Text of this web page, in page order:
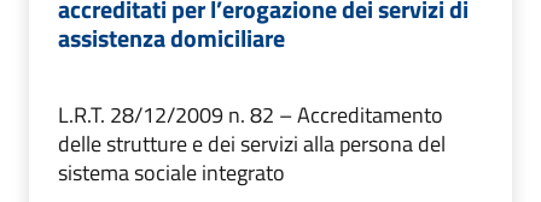
accreditati per l’erogazione dei servizi di
assistenza domiciliare
L.R.T. 28/12/2009 n. 82 – Accreditamento
delle strutture e dei servizi alla persona del
sistema sociale integrato